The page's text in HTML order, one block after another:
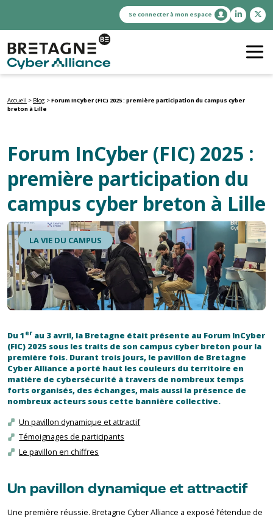
Se connecter à mon espace
LA VIE DU CAMPUS
Forum InCyber (FIC) 2025 :
première participation du
campus cyber breton à Lille
Accueil > Blog >Forum InCyber (FIC) 2025 : première participation du campus cyber
breton à Lille
Du 1 er au 3 avril, la Bretagne était présente au Forum InCyber
(FIC) 2025 sous les traits de son campus cyber breton pour la
première fois. Durant trois jours, le pavillon de Bretagne
Cyber Alliance a porté haut les couleurs du territoire en
matière de cybersécurité à travers de nombreux temps
forts organisés, des échanges, mais aussi la présence de
nombreux acteurs sous cette bannière collective.
Un pavillon dynamique et attractif
Témoignages de participants
Le pavillon en chiffres
Un pavillon dynamique et attractif
Une première réussie. Bretagne Cyber Alliance a exposé l’étendue de